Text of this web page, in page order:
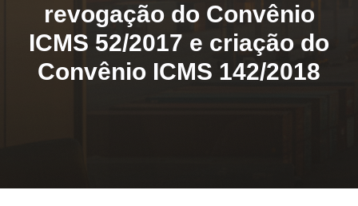
revogação do Convênio
ICMS 52/2017 e criação do
Convênio ICMS 142/2018